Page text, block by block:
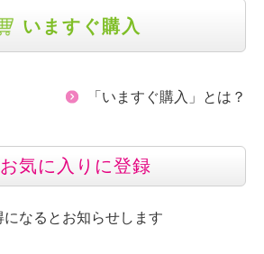
いますぐ購入
「いますぐ購入」とは？
お気に入りに登録
になるとお知らせします